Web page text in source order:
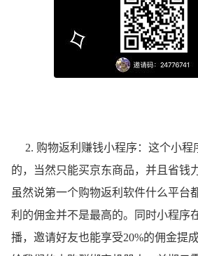
2. 购物返利赚钱小程序：这个小程
的，当然只能买京东商品，并且省钱
虽然说第一个购物返利软件什么平台
利的佣金并不是最高的。同时小程序
播，邀请好友也能享受20%的佣金提